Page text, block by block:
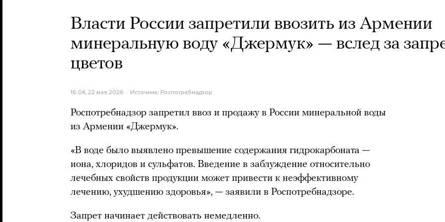
Власти России запретили ввозить из Армении
минеральную воду «Джермук» — вслед за
цветов
16:04, 22 мая 2026 Источник: Роспотребнадзор
Роспотребнадзор запретил ввоз и продажу в России минеральной воды
из Армении «Джермук».
«В воде было выявлено превышение содержания гидрокарбоната —
иона, хлоридов и сульфатов. Введение в заблуждение относительно
лечебных свойств продукции может привести к неэффективному
лечению, ухудшению здоровья», — заявили в Роспотребнадзоре.
Запрет начинает действовать немедленно.